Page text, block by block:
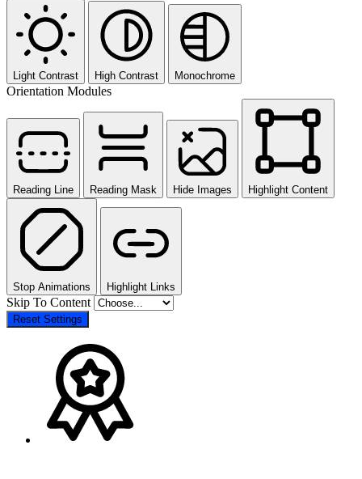
Light Contrast High Contrast Monochrome
Orientation Modules
Reading Line Reading Mask Hide Images Highlight Content
Stop Animations Highlight Links
Skip To Content
Reset Settings